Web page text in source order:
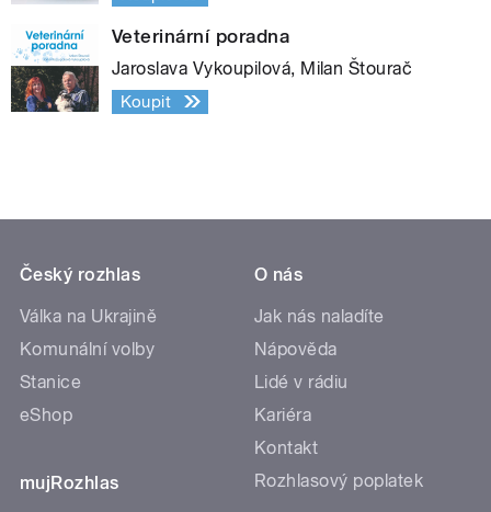
Veterinární poradna
Jaroslava Vykoupilová, Milan Štourač
Koupit
Český rozhlas
Válka na Ukrajině
Komunální volby
Stanice
eShop
mujRozhlas
O nás
Jak nás naladíte
Nápověda
Lidé v rádiu
Kariéra
Kontakt
Rozhlasový poplatek